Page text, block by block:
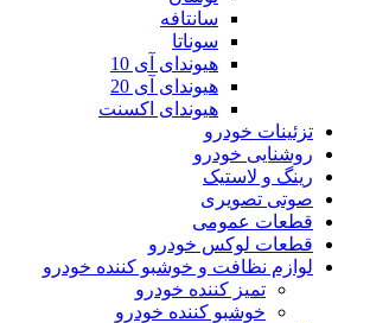
سانتافه
سوناتا
هیوندای آی 10
هیوندای آی 20
هیوندای اکسنت
تزئینات خودرو
روشنایی خودرو
رینگ و لاستیک
صوتی تصویری
قطعات عمومی
قطعات لوکس خودرو
لوازم نظافت و خوشبو کننده خودرو
تمیز کننده خودرو
خوشبو کننده خودرو